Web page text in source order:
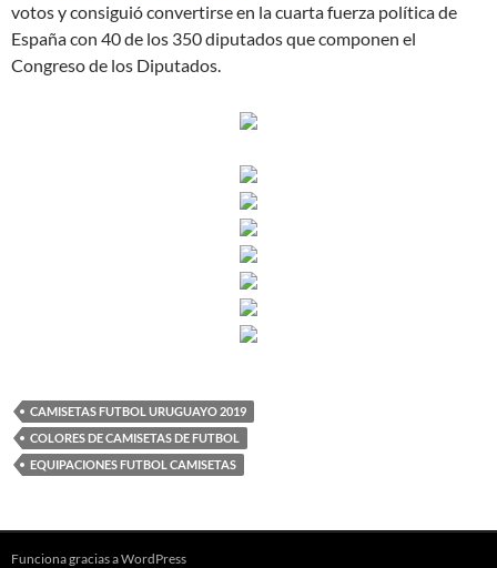
votos y consiguió convertirse en la cuarta fuerza política de
España con 40 de los 350 diputados que componen el
Congreso de los Diputados.
CAMISETAS FUTBOL URUGUAYO 2019
COLORES DE CAMISETAS DE FUTBOL
EQUIPACIONES FUTBOL CAMISETAS
Funciona gracias a WordPress